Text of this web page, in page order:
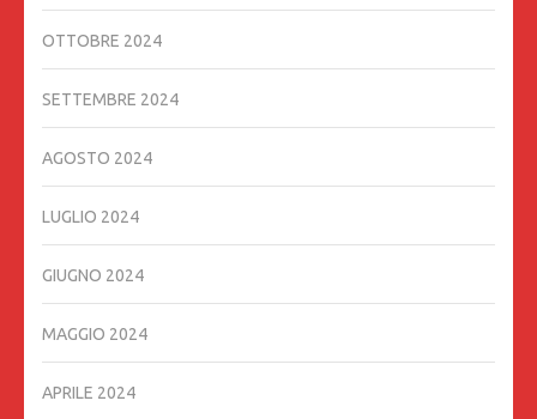
OTTOBRE 2024
SETTEMBRE 2024
AGOSTO 2024
LUGLIO 2024
GIUGNO 2024
MAGGIO 2024
APRILE 2024